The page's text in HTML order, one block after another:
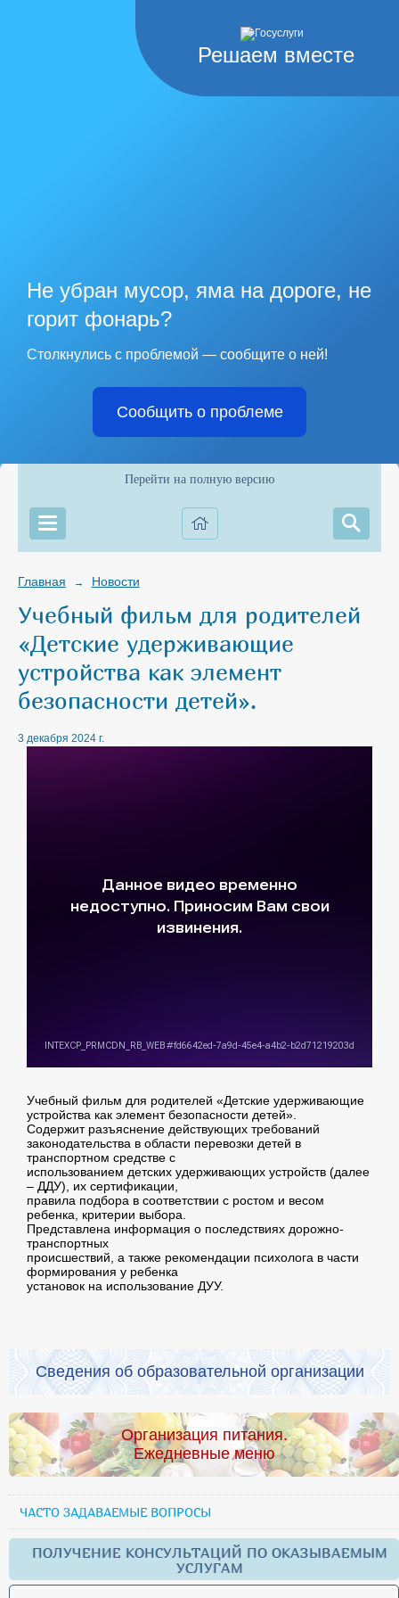
Решаем вместе
Не убран мусор, яма на дороге, не
горит фонарь?
Столкнулись с проблемой — сообщите о ней!
Сообщить о проблеме
Перейти на полную версию
Главная → Новости
Учебный фильм для родителей
«Детские удерживающие
устройства как элемент
безопасности детей».
3 декабря 2024 г.
Учебный фильм для родителей «Детские удерживающие
устройства как элемент безопасности детей».
Содержит разъяснение действующих требований
законодательства в области перевозки детей в
транспортном средстве с
использованием детских удерживающих устройств (далее
– ДДУ), их сертификации,
правила подбора в соответствии с ростом и весом
ребенка, критерии выбора.
Представлена информация о последствиях дорожно-
транспортных
происшествий, а также рекомендации психолога в части
формирования у ребенка
установок на использование ДУУ.
Сведения об образовательной организации
Организация питания.
Ежедневные меню
ЧАСТО ЗАДАВАЕМЫЕ ВОПРОСЫ
ПОЛУЧЕНИЕ КОНСУЛЬТАЦИЙ ПО ОКАЗЫВАЕМЫМ
УСЛУГАМ